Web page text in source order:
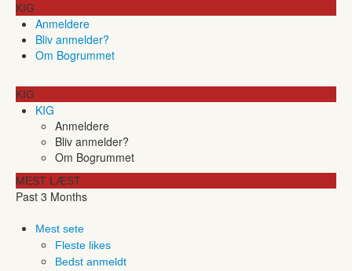
KIG
Anmeldere
Bliv anmelder?
Om Bogrummet
KIG
KIG
Anmeldere
Bliv anmelder?
Om Bogrummet
MEST LÆST
Past 3 Months
Mest sete
Fleste likes
Bedst anmeldt